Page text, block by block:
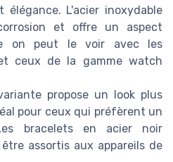
élégance. L'acier inoxydable
et offre un aspect
on peut le voir avec les
ceux de la gamme watch
propose un look plus
pour ceux qui préfèrent un
bracelets en acier noir
assortis aux appareils de